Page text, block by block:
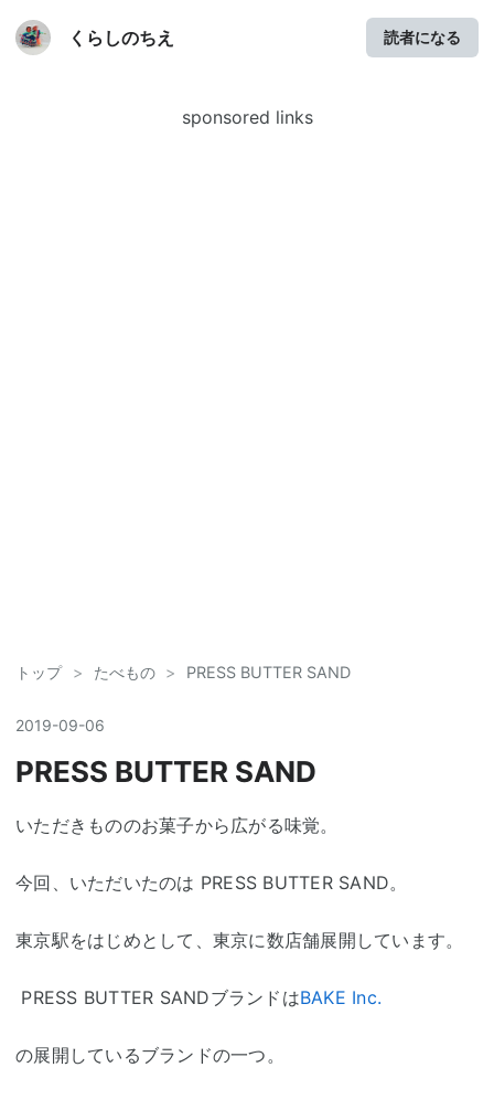
くらしのちえ 読者になる
sponsored links
トップ > たべもの > PRESS BUTTER SAND
2019-09-06
PRESS BUTTER SAND
いただきもののお菓子から広がる味覚。
今回、いただいたのは PRESS BUTTER SAND。
東京駅をはじめとして、東京に数店舗展開しています。
PRESS BUTTER SANDブランドはBAKE Inc.
の展開しているブランドの一つ。